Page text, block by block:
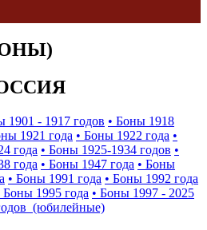
1901 - 1917 годов • Боны 1918
1921 года • Боны 1922 года •
года • Боны 1925-1934 годов •
года • Боны 1947 года • Боны
• Боны 1991 года • Боны 1992 года
Боны 1995 года • Боны 1997 - 2025
(юбилейные)